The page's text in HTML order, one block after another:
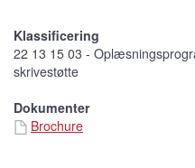
Klassificering
22 13 15 03 -
skrivestøtte
Dokumenter
Brochure